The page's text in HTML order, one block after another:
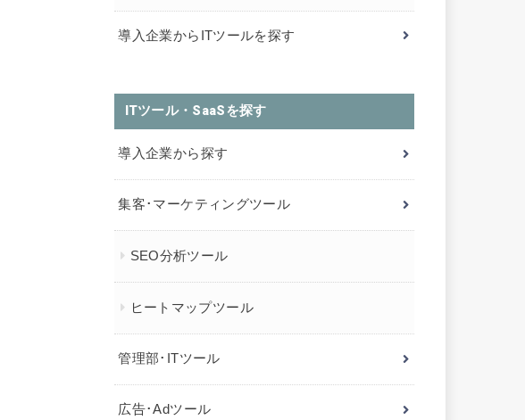
導入企業からITツールを探す
ITツール・SaaSを探す
導入企業から探す
集客･マーケティングツール
SEO分析ツール
ヒートマップツール
管理部･ITツール
広告･Adツール